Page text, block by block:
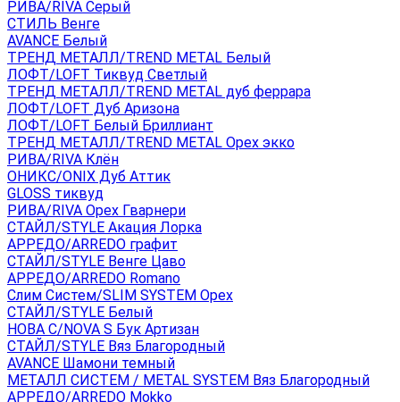
РИВА/RIVA Серый
СТИЛЬ Венге
AVANСE Белый
ТРЕНД МЕТАЛЛ/TREND METAL Белый
ЛОФТ/LOFT Тиквуд Светлый
ТРЕНД МЕТАЛЛ/TREND METAL дуб феррара
ЛОФТ/LOFT Дуб Аризона
ЛОФТ/LOFT Белый Бриллиант
ТРЕНД МЕТАЛЛ/TREND METAL Орех экко
РИВА/RIVA Клён
ОНИКС/ONIX Дуб Аттик
GLOSS тиквуд
РИВА/RIVA Орех Гварнери
СТАЙЛ/STYLE Акация Лорка
АРРЕДО/ARREDO графит
СТАЙЛ/STYLE Венге Цаво
АРРЕДО/ARREDO Romano
Слим Систем/SLIM SYSTEM Орех
СТАЙЛ/STYLE Белый
НОВА С/NOVA S Бук Артизан
СТАЙЛ/STYLE Вяз Благородный
AVANCE Шамони темный
МЕТАЛЛ СИСТЕМ / METAL SYSTEM Вяз Благородный
АРРЕДО/ARREDO Mokko